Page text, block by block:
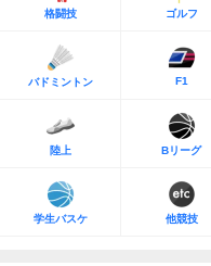
格闘技 ゴルフ
バドミントン F1
陸上 Bリーグ
学生バスケ 他競技